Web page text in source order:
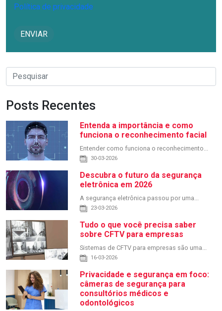
Política de privacidade
Posts Recentes
Entenda a importância e como
funciona o reconhecimento facial
Entender como funciona o reconhecimento...
30-03-2026
Descubra o futuro da segurança
eletrônica em 2026
A segurança eletrônica passou por uma...
23-03-2026
Tudo o que você precisa saber
sobre CFTV para empresas
Sistemas de CFTV para empresas são uma...
16-03-2026
Privacidade e segurança em foco:
câmeras de segurança para
consultórios médicos e
odontológicos